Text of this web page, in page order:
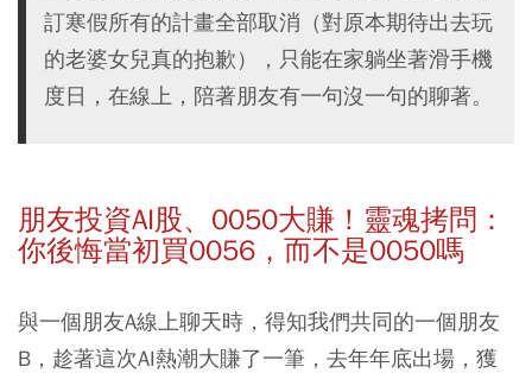
訂寒假所有的計畫全部取消（對原本期待出去玩
的老婆女兒真的抱歉），只能在家躺坐著滑手機
度日，在線上，陪著朋友有一句沒一句的聊著。
朋友投資AI股、0050大賺！靈魂拷問：
你後悔當初買0056，而不是0050嗎
與一個朋友A線上聊天時，得知我們共同的一個朋友
B，趁著這次AI熱潮大賺了一筆，去年年底出場，獲